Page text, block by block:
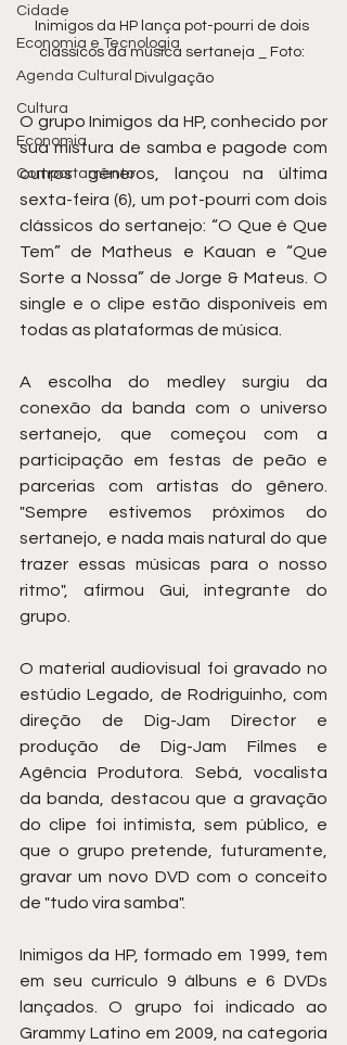
Cidade
Economia e Tecnologia
Agenda Cultural
Cultura
Economia
Comportamento
Inimigos da HP lança pot-pourri de dois
clássicos da música sertaneja _ Foto:
Divulgação
O grupo Inimigos da HP, conhecido por
sua mistura de samba e pagode com
outros gêneros, lançou na última
sexta-feira (6), um pot-pourri com dois
clássicos do sertanejo: “O Que é Que
Tem” de Matheus e Kauan e “Que
Sorte a Nossa” de Jorge & Mateus. O
single e o clipe estão disponíveis em
todas as plataformas de música.
A escolha do medley surgiu da
conexão da banda com o universo
sertanejo, que começou com a
participação em festas de peão e
parcerias com artistas do gênero.
"Sempre estivemos próximos do
sertanejo, e nada mais natural do que
trazer essas músicas para o nosso
ritmo", afirmou Gui, integrante do
grupo.
O material audiovisual foi gravado no
estúdio Legado, de Rodriguinho, com
direção de Dig-Jam Director e
produção de Dig-Jam Filmes e
Agência Produtora. Sebá, vocalista
da banda, destacou que a gravação
do clipe foi intimista, sem público, e
que o grupo pretende, futuramente,
gravar um novo DVD com o conceito
de "tudo vira samba".
Inimigos da HP, formado em 1999, tem
em seu currículo 9 álbuns e 6 DVDs
lançados. O grupo foi indicado ao
Grammy Latino em 2009, na categoria